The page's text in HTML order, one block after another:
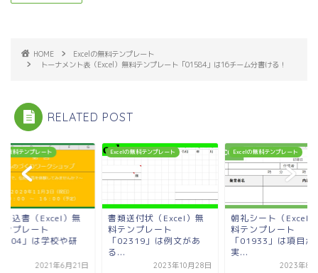
HOME
Excelの無料テンプレート
トーナメント表（Excel）無料テンプレート「01584」は16チーム分書ける！
RELATED POST
無料テンプレート
申込書（Excel）無
ンプレート
」は学校や研
2021年6月21日
Excelの無料テンプレート
書類送付状（Excel）無
料テンプレート
「02319」は例文があ
る...
2023年10月28日
Excelの無料テンプレート
朝礼シート（Excel
料テンプレート
「01933」は項目が
実...
2023年8